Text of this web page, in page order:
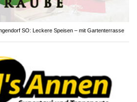
SO: Leckere Speisen – mit Gartenterrasse